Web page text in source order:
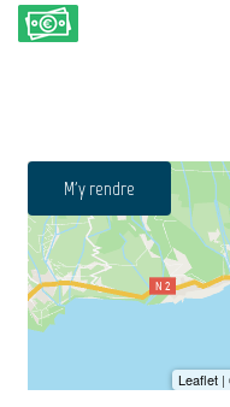
M'y rendre